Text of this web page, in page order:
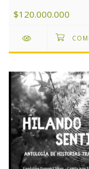
$120.000.000